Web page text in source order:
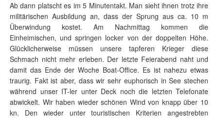
Ab dann platscht es im 5 Minutentakt. Man sieht ihnen trotz ihre
militärischen Ausbildung an, dass der Sprung aus ca. 10 m
Überwindung kostet. Am Nachmittag kommen die
Einheimischen, und springen locker von der doppelten Höhe.
Glücklicherweise müssen unsere tapferen Krieger diese
Schmach nicht mehr erleben. Der letzte Feierabend naht und
damit das Ende der Woche Boat-Office. Es ist nahezu etwas
traurig. Fakt ist aber, dass wir sehr euphorisch in See stechen
während unser IT-ler unter Deck noch die letzten Telefonate
abwickelt. Wir haben wieder schönen Wind von knapp über 10
kn. Den wieder unter touristischen Kriterien angestrebten